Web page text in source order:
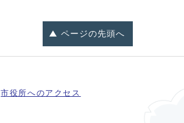
ページの先頭へ
市役所へのアクセス